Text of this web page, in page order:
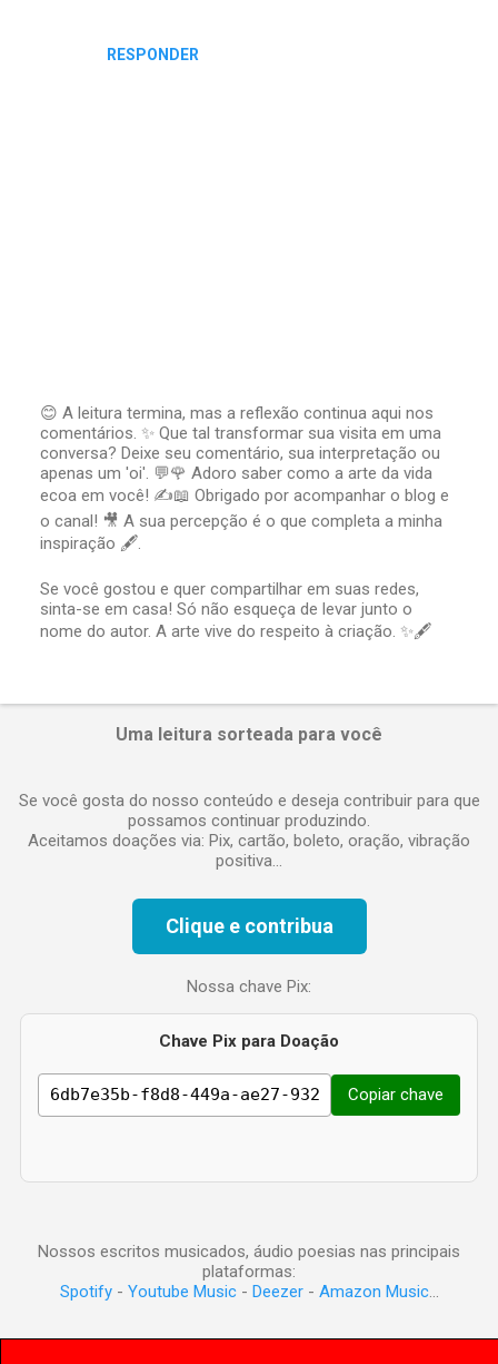
RESPONDER
P
o
s
t
a
r
u
c
o
m
😊 A leitura termina, mas a reflexão continua aqui nos
comentários. ✨ Que tal transformar sua visita em uma
conversa? Deixe seu comentário, sua interpretação ou
apenas um 'oi'. 💬🌹 Adoro saber como a arte da vida
ecoa em você! ✍️📖 Obrigado por acompanhar o blog e
o canal! 🎥 A sua percepção é o que completa a minha
inspiração 🖋️.
Se você gostou e quer compartilhar em suas redes,
sinta-se em casa! Só não esqueça de levar junto o
nome do autor. A arte vive do respeito à criação. ✨🖋️
Uma leitura sorteada para você
Se você gosta do nosso conteúdo e deseja contribuir para que
possamos continuar produzindo.
Aceitamos doações via: Pix, cartão, boleto, oração, vibração
positiva...
Clique e contribua
Nossa chave Pix:
Chave Pix para Doação
Copiar chave
Nossos escritos musicados, áudio poesias nas principais
plataformas:
Spotify- Youtube Music- Deezer- Amazon Music...